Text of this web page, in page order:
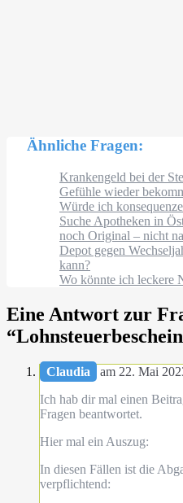
Ähnliche Fragen:
Krankengeld bei der
Gefühle wieder
Würde ich
Suche Apotheken in
noch Original – nicht
Depot gegen
kann?
Wo könnte ich leckere
Eine Antwort zur
“
Claudia
am 22. Mai
Ich hab dir mal einen
Fragen beantwortet.
Hier mal ein Auszug:
In diesen Fällen ist die
verpflichtend: